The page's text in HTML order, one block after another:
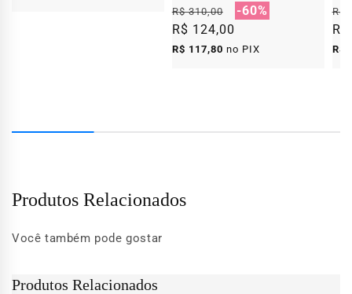
Preço
normal
R$ 310,00
Preço
-60%
R$ 124,00
R$ 117,80 no PIX
R$
R$
Produtos Relacionados
Você também pode gostar
Produtos Relacionados